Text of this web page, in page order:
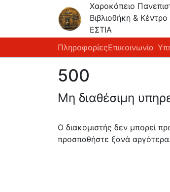
Χαροκόπειο
Βιβλιοθήκη &
ΕΣΤΙΑ
ΠληροφορίεςΕπικοινωνία
500
Μη διαθέσιμη
Ο διακομιστής δεν μπορεί
προσπαθήστε ξανά αργότερα.